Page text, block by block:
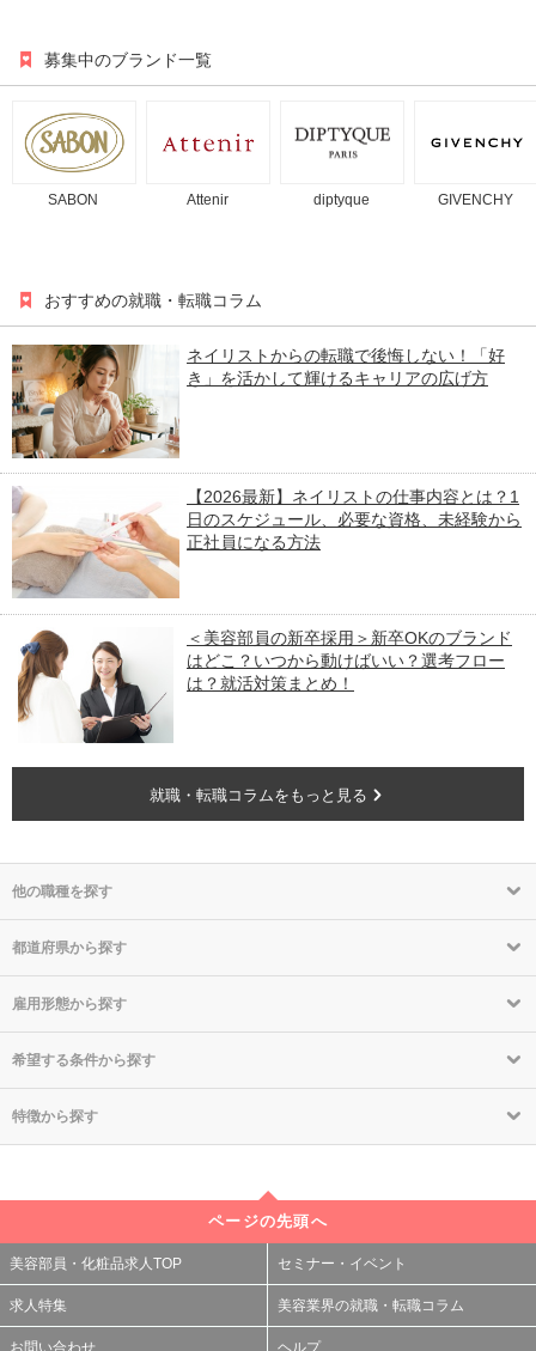
募集中のブランド一覧
SABON Attenir diptyque GIVENCHY
おすすめの就職・転職コラム
ネイリストからの転職で後悔しない！「好
き」を活かして輝けるキャリアの広げ方
【2026最新】ネイリストの仕事内容とは？1
日のスケジュール、必要な資格、未経験から
正社員になる方法
＜美容部員の新卒採用＞新卒OKのブランド
はどこ？いつから動けばいい？選考フロー
は？就活対策まとめ！
就職・転職コラムをもっと見る
他の職種を探す
都道府県から探す
雇用形態から探す
希望する条件から探す
特徴から探す
ページの先頭へ
美容部員・化粧品求人TOP セミナー・イベント
求人特集 美容業界の就職・転職コラム
お問い合わせ ヘルプ